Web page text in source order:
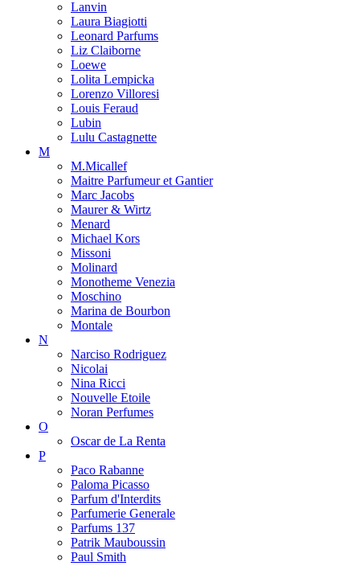
Lanvin
Laura Biagiotti
Leonard Parfums
Liz Claiborne
Loewe
Lolita Lempicka
Lorenzo Villoresi
Louis Feraud
Lubin
Lulu Castagnette
M
M.Micallef
Maitre Parfumeur et Gantier
Marc Jacobs
Maurer & Wirtz
Menard
Michael Kors
Missoni
Molinard
Monotheme Venezia
Moschino
Marina de Bourbon
Montale
N
Narciso Rodriguez
Nicolai
Nina Ricci
Nouvelle Etoile
Noran Perfumes
O
Oscar de La Renta
P
Paco Rabanne
Paloma Picasso
Parfum d'Interdits
Parfumerie Generale
Parfums 137
Patrik Mauboussin
Paul Smith